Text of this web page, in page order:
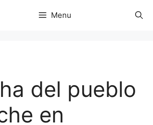
Menu
del pueblo
en